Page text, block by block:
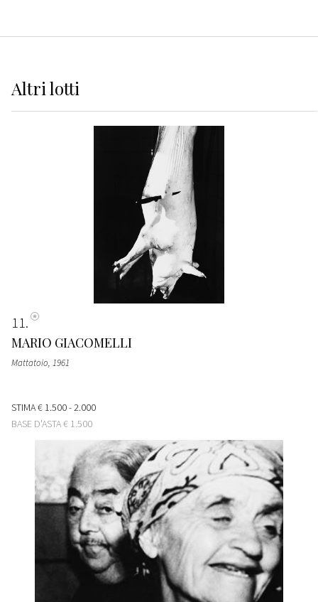
Altrilotti
11
MARIO GIACOMELLI
Mattatoio, 1961
STIMA€ 1.500 - 2.000
BASE D'ASTA€ 1.500